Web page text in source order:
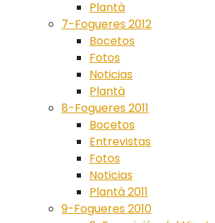
Plantà
7-Fogueres 2012
Bocetos
Fotos
Noticias
Plantà
8-Fogueres 2011
Bocetos
Entrevistas
Fotos
Noticias
Plantà 2011
9-Fogueres 2010